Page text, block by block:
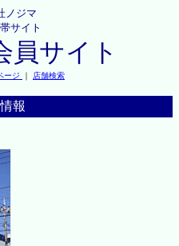
ノジマ
サイト
員サイト
ージ ｜ 店舗検索
報